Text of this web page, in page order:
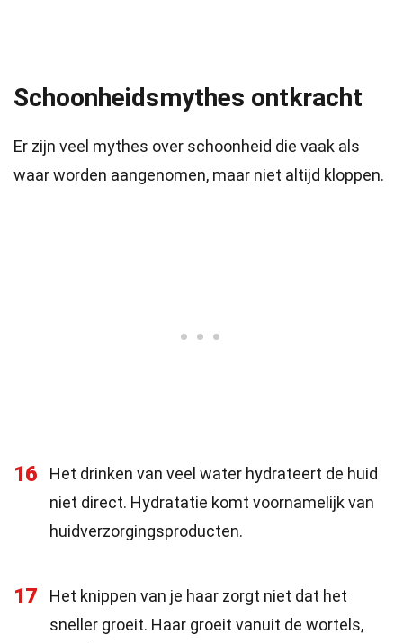
Schoonheidsmythes ontkracht
Er zijn veel mythes over schoonheid die vaak als
waar worden aangenomen, maar niet altijd kloppen.
16
Het drinken van veel water hydrateert de huid
niet direct. Hydratatie komt voornamelijk van
huidverzorgingsproducten.
17
Het knippen van je haar zorgt niet dat het
sneller groeit. Haar groeit vanuit de wortels,